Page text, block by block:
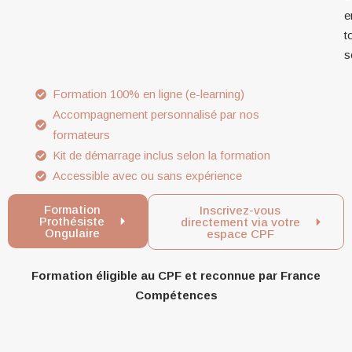
Formation 100% en ligne (e-learning)
Accompagnement personnalisé par nos
formateurs
Kit de démarrage inclus selon la formation
Accessible avec ou sans expérience
Formation
Prothésiste
Ongulaire
Inscrivez-vous
directement via votre
espace CPF
Formation éligible au CPF et reconnue par France
Compétences